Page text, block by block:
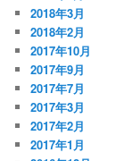
2018年3月
2018年2月
2017年10月
2017年9月
2017年7月
2017年3月
2017年2月
2017年1月